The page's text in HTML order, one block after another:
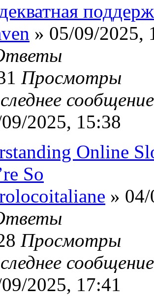
» 05/09/2025,
Просмотры
2025, 15:38
Online
So
»
Просмотры
2025, 17:41